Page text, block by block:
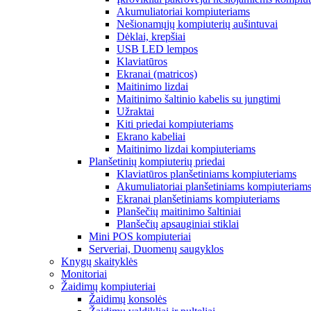
Akumuliatoriai kompiuteriams
Nešionamųjų kompiuterių aušintuvai
Dėklai, krepšiai
USB LED lempos
Klaviatūros
Ekranai (matricos)
Maitinimo lizdai
Maitinimo šaltinio kabelis su jungtimi
Užraktai
Kiti priedai kompiuteriams
Ekrano kabeliai
Maitinimo lizdai kompiuteriams
Planšetinių kompiuterių priedai
Klaviatūros planšetiniams kompiuteriams
Akumuliatoriai planšetiniams kompiuteriams
Ekranai planšetiniams kompiuteriams
Planšečių maitinimo šaltiniai
Planšečių apsauginiai stiklai
Mini POS kompiuteriai
Serveriai, Duomenų saugyklos
Knygų skaityklės
Monitoriai
Žaidimų kompiuteriai
Žaidimų konsolės